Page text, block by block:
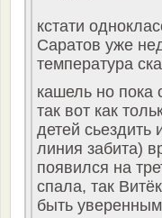
кстати
Саратов уже
температура
кашель но пока
так вот как
детей сьездить
линия забита)
появился на
спала, так
быть уверенным